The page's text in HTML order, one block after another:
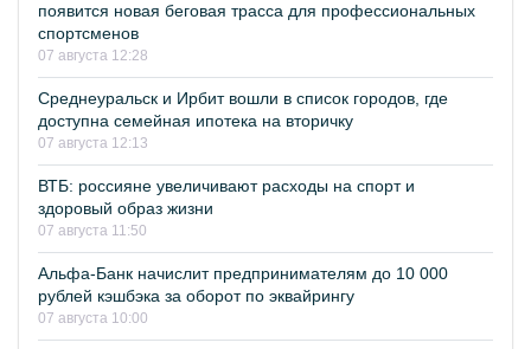
появится новая беговая трасса для профессиональных
спортсменов
07 августа 12:28
Среднеуральск и Ирбит вошли в список городов, где
доступна семейная ипотека на вторичку
07 августа 12:13
ВТБ: россияне увеличивают расходы на спорт и
здоровый образ жизни
07 августа 11:50
Альфа-Банк начислит предпринимателям до 10 000
рублей кэшбэка за оборот по эквайрингу
07 августа 10:00